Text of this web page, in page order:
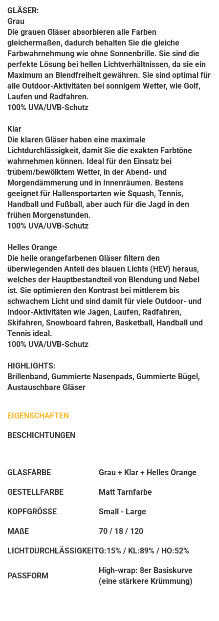
GLÄSER:
Grau
Die grauen Gläser absorbieren alle Farben
gleichermaßen, dadurch behalten Sie die gleiche
Farbwahrnehmung wie ohne Sonnenbrille. Sie sind die
perfekte Lösung bei hellen Lichtverhältnissen, da sie ein
Maximum an Blendfreiheit gewähren. Sie sind optimal für
alle Outdoor-Aktivitäten bei sonnigem Wetter, wie Golf,
Laufen und Radfahren.
100% UVA/UVB-Schutz
Klar
Die klaren Gläser haben eine maximale
Lichtdurchlässigkeit, damit Sie die exakten Farbtöne
wahrnehmen können. Ideal für den Einsatz bei
trübem/bewölktem Wetter, in der Abend- und
Morgendämmerung und in Innenräumen. Bestens
geeignet für Hallensportarten wie Squash, Tennis,
Handball und Fußball, aber auch für die Jagd in den
frühen Morgenstunden.
100% UVA/UVB-Schutz
Helles Orange
Die helle orangefarbenen Gläser filtern den
überwiegenden Anteil des blauen Lichts (HEV) heraus,
welches der Hauptbestandteil von Blendung und Nebel
ist. Sie optimieren den Kontrast bei mittlerem bis
schwachem Licht und sind damit für viele Outdoor- und
Indoor-Aktivitäten wie Jagen, Laufen, Radfahren,
Skifahren, Snowboard fahren, Basketball, Handball und
Tennis ideal.
100% UVA/UVB-Schutz
HIGHLIGHTS:
Brillenband, Gummierte Nasenpads, Gummierte Bügel,
Austauschbare Gläser
EIGENSCHAFTEN
BESCHICHTUNGEN
GLASFARBE Grau + Klar + Helles Orange
GESTELLFARBE Matt Tarnfarbe
KOPFGRÖSSE Small - Large
MAßE 70 / 18 / 120
LICHTDURCHLÄSSIGKEITG:15% / KL:89% / HO:52%
PASSFORM
High-wrap: 8er Basiskurve
(eine stärkere Krümmung)